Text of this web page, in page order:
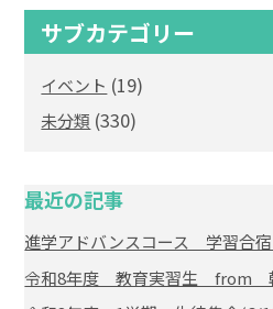
サブカテゴリー
イベント (19)
未分類 (330)
最近の記事
進学アドバンスコース 学習合
令和8年度 教育実習生 from